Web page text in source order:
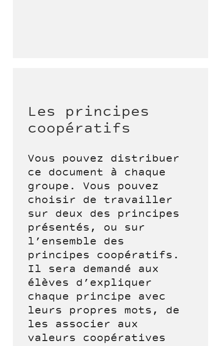
Les principes
coopératifs
Vous pouvez distribuer
ce document à chaque
groupe. Vous pouvez
choisir de travailler
sur deux des principes
présentés, ou sur
l’ensemble des
principes coopératifs.
Il sera demandé aux
élèves d’expliquer
chaque principe avec
leurs propres mots, de
les associer aux
valeurs coopératives